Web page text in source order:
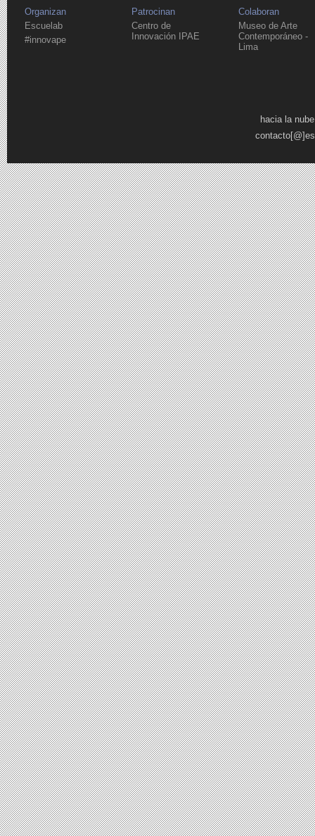
Organizan
Escuelab
#innovape
Patrocinan
Centro de
Innovación IPAE
Colaboran
Museo de Arte
Contemporáneo -
Lima
hacia la